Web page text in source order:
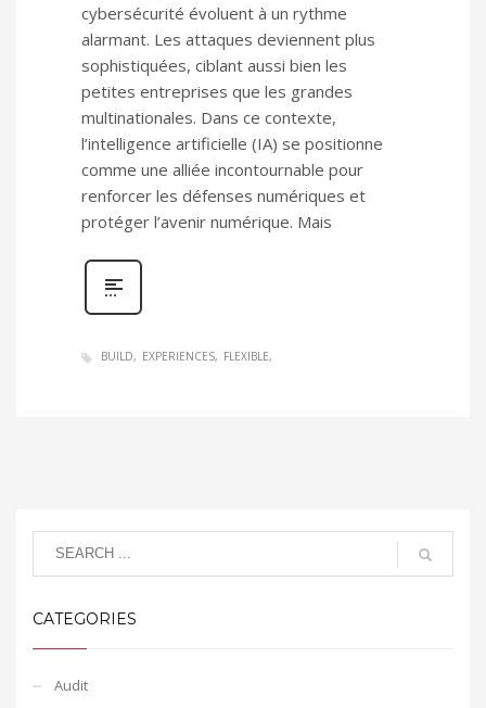
cybersécurité évoluent à un rythme
alarmant. Les attaques deviennent plus
sophistiquées, ciblant aussi bien les
petites entreprises que les grandes
multinationales. Dans ce contexte,
l’intelligence artificielle (IA) se positionne
comme une alliée incontournable pour
renforcer les défenses numériques et
protéger l’avenir numérique. Mais
BUILD EXPERIENCES FLEXIBLE
CATEGORIES
Audit